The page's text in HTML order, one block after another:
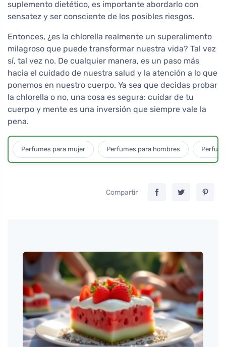
suplemento dietético, es importante abordarlo con
sensatez y ser consciente de los posibles riesgos.
Entonces, ¿es la chlorella realmente un superalimento
milagroso que puede transformar nuestra vida? Tal vez
sí, tal vez no. De cualquier manera, es un paso más
hacia el cuidado de nuestra salud y la atención a lo que
ponemos en nuestro cuerpo. Ya sea que decidas probar
la chlorella o no, una cosa es segura: cuidar de tu
cuerpo y mente es una inversión que siempre vale la
pena.
Perfumes para mujer Perfumes para hombres
Compartir